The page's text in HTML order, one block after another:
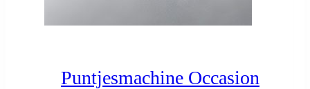
Puntjesmachine Occasion